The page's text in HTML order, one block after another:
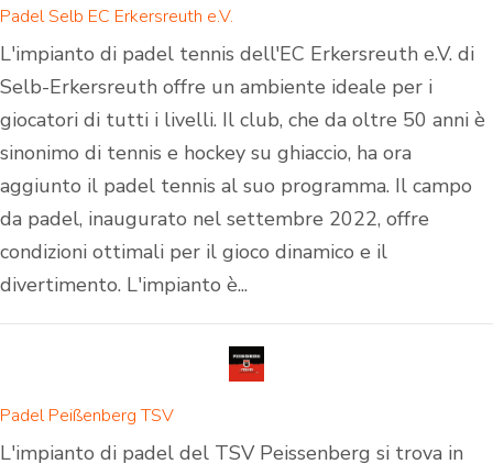
Padel Selb EC Erkersreuth e.V.
L'impianto di padel tennis dell'EC Erkersreuth e.V. di
Selb-Erkersreuth offre un ambiente ideale per i
giocatori di tutti i livelli. Il club, che da oltre 50 anni è
sinonimo di tennis e hockey su ghiaccio, ha ora
aggiunto il padel tennis al suo programma. Il campo
da padel, inaugurato nel settembre 2022, offre
condizioni ottimali per il gioco dinamico e il
divertimento. L'impianto è...
Padel Peißenberg TSV
L'impianto di padel del TSV Peissenberg si trova in